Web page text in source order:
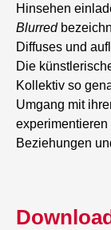
Hinsehen
Blurred
Diffuses und
Die
Kollektiv so
Umgang mit
Beziehungen